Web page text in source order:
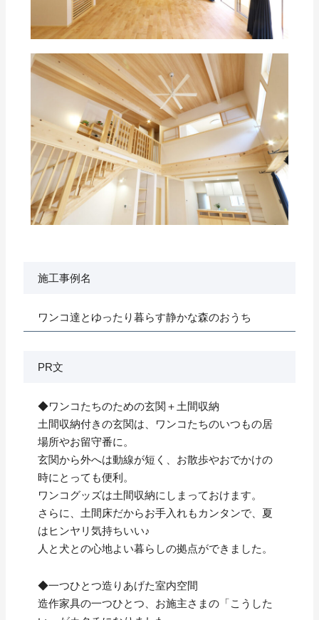
施工事例名
ワンコ達とゆったり暮らす静かな森のおうち
PR文
◆ワンコたちのための玄関＋土間収納
土間収納付きの玄関は、ワンコたちのいつもの居
場所やお留守番に。
玄関から外へは動線が短く、お散歩やおでかけの
時にとっても便利。
ワンコグッズは土間収納にしまっておけます。
さらに、土間床だからお手入れもカンタンで、夏
はヒンヤリ気持ちいい♪
人と犬との心地よい暮らしの拠点ができました。
◆一つひとつ造りあげた室内空間
造作家具の一つひとつ、お施主さまの「こうした